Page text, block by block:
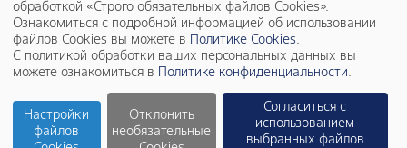
предпринимательской деятельности и ее
непрерывной трансформации.
Сельское хозяйство
обработкой «Строго обязательных файлов Cookies».
Ознакомиться с подробной информацией об использовании
файлов Cookies вы можете в Политике Cookies.
С политикой обработки ваших персональных данных вы
можете ознакомиться в Политике конфиденциальности.
Настройки
файлов
Отклонить
необязательные
Согласиться с
использованием
выбранных файлов